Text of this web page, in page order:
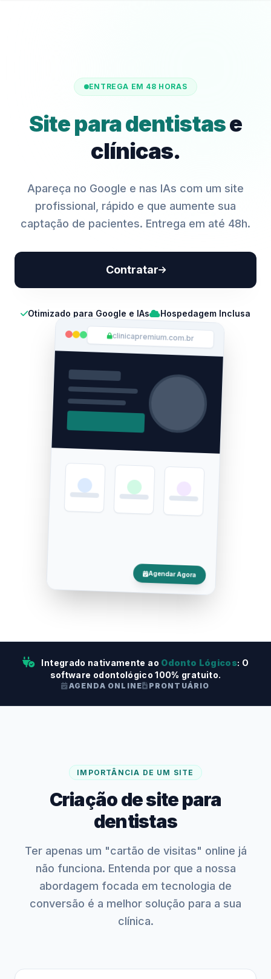
ENTREGA EM 48 HORAS
Site para dentistase
clínicas.
Apareça no Google e nas IAs com um site
profissional, rápido e que aumente sua
captação de pacientes. Entrega em até 48h.
Contratar
Otimizado para Google e IAs Hospedagem Inclusa
clinicapremium.com.br
Agendar Agora
Integrado nativamente ao Odonto Lógicos: O
software odontológico 100% gratuito.
AGENDA ONLINE PRONTUÁRIO
IMPORTÂNCIA DE UM SITE
Criação de site para
dentistas
Ter apenas um "cartão de visitas" online já
não funciona. Entenda por que a nossa
abordagem focada em tecnologia de
conversão é a melhor solução para a sua
clínica.